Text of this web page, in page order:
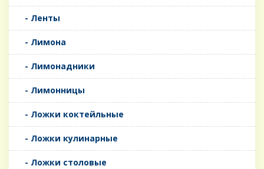
- Ленты
- Лимона
- Лимонадники
- Лимонницы
- Ложки коктейльные
- Ложки кулинарные
- Ложки столовые